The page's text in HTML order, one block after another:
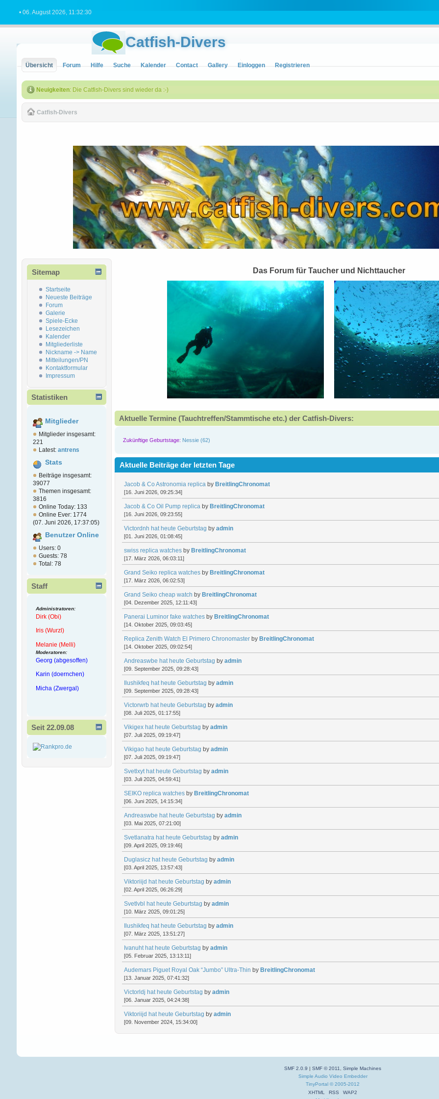
• 06. August 2026, 11:32:30
Catfish-Divers
Übersicht Forum Hilfe Suche Kalender Contact Gallery Einloggen Registrieren
Neuigkeiten: Die Catfish-Divers sind wieder da :-)
Catfish-Divers
Sitemap
Startseite
Neueste Beiträge
Forum
Galerie
Spiele-Ecke
Lesezeichen
Kalender
Mitgliederliste
Nickname -> Name
Mitteilungen/PN
Kontaktformular
Impressum
Statistiken
Mitglieder
Mitglieder insgesamt:
221
Latest: antrens
Stats
Beiträge insgesamt:
39077
Themen insgesamt:
3816
Online Today: 133
Online Ever: 1774
(07. Juni 2026, 17:37:05)
Benutzer Online
Users: 0
Guests: 78
Total: 78
Staff
Administratoren:
Dirk (Obi)
Iris (Wurzl)
Melanie (Melli)
Moderatoren:
Georg (abgesoffen)
Karin (doernchen)
Micha (Zwergal)
Seit 22.09.08
Das Forum für Taucher und Nichttaucher
Aktuelle Termine (Tauchtreffen/Stammtische etc.) der Catfish-Divers:
Zukünftige Geburtstage: Nessie (62)
Aktuelle Beiträge der letzten Tage
Jacob & Co Astronomia replicaby BreitlingChronomat
[16. Juni 2026, 09:25:34]
Jacob & Co Oil Pump replicaby BreitlingChronomat
[16. Juni 2026, 09:23:55]
Victordnh hat heute Geburtstag by admin
[01. Juni 2026, 01:08:45]
swiss replica watchesby BreitlingChronomat
[17. März 2026, 06:03:11]
Grand Seiko replica watchesby BreitlingChronomat
[17. März 2026, 06:02:53]
Grand Seiko cheap watch by BreitlingChronomat
[04. Dezember 2025, 12:11:43]
Panerai Luminor fake watchesby BreitlingChronomat
[14. Oktober 2025, 09:03:45]
Replica Zenith Watch El Primero Chronomasterby BreitlingChronomat
[14. Oktober 2025, 09:02:54]
Andreaswbe hat heute Geburtstag by admin
[09. September 2025, 09:28:43]
Ilushikfeq hat heute Geburtstag by admin
[09. September 2025, 09:28:43]
Victorwrb hat heute Geburtstag by admin
[08. Juli 2025, 01:17:55]
Vikigex hat heute Geburtstag by admin
[07. Juli 2025, 09:19:47]
Vikigao hat heute Geburtstag by admin
[07. Juli 2025, 09:19:47]
Svetlxyt hat heute Geburtstag by admin
[03. Juli 2025, 04:59:41]
SEIKO replica watchesby BreitlingChronomat
[06. Juni 2025, 14:15:34]
Andreaswbe hat heute Geburtstag by admin
[03. Mai 2025, 07:21:00]
Svetlanatra hat heute Geburtstag by admin
[09. April 2025, 09:19:46]
Duglasicz hat heute Geburtstag by admin
[03. April 2025, 13:57:43]
Viktoriijd hat heute Geburtstag by admin
[02. April 2025, 06:26:29]
Svetlvbl hat heute Geburtstag by admin
[10. März 2025, 09:01:25]
Ilushikfeq hat heute Geburtstag by admin
[07. März 2025, 13:51:27]
Ivanuht hat heute Geburtstag by admin
[05. Februar 2025, 13:13:11]
Audemars Piguet Royal Oak “Jumbo” Ultra-Thin by BreitlingChronomat
[13. Januar 2025, 07:41:32]
Victorldj hat heute Geburtstag by admin
[06. Januar 2025, 04:24:38]
Viktoriijd hat heute Geburtstag by admin
[09. November 2024, 15:34:00]
SMF 2.0.9 |SMF © 2011,Simple Machines
Simple Audio Video Embedder
TinyPortal © 2005-2012
XHTML
RSS
WAP2